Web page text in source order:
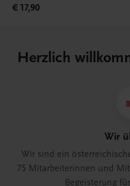
€ 17,90
Herzlich
Wir
Wir sind ein
75 Mitarbeiterinnen und
Begeisterung